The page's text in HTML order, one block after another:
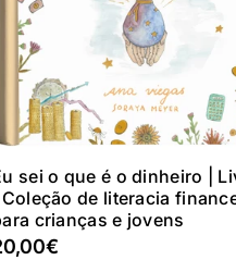
Adicionar Ao Carrinho
sei o que é o dinheiro |
| Coleção de literacia
crianças e jovens